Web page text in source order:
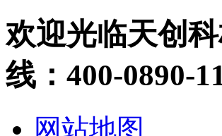
欢迎光临天创
线：400-0890-
网站地图